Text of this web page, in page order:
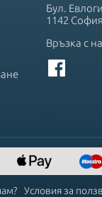
Бул.
1142 София
Връзка с
Условия за